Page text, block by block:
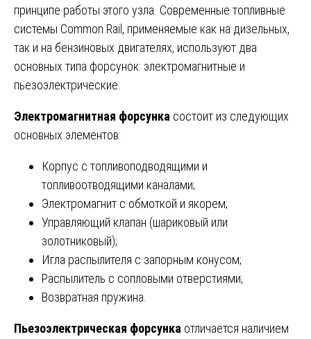
принципе работы этого узла. Современные топливные
системы Common Rail, применяемые как на дизельных,
так и на бензиновых двигателях, используют два
основных типа форсунок: электромагнитные и
пьезоэлектрические.
Электромагнитная форсунка состоит из следующих
основных элементов:
Корпус с топливоподводящими и
топливоотводящими каналами;
Электромагнит с обмоткой и якорем;
Управляющий клапан (шариковый или
золотниковый);
Игла распылителя с запорным конусом;
Распылитель с сопловыми отверстиями;
Возвратная пружина.
Пьезоэлектрическая форсунка отличается наличием